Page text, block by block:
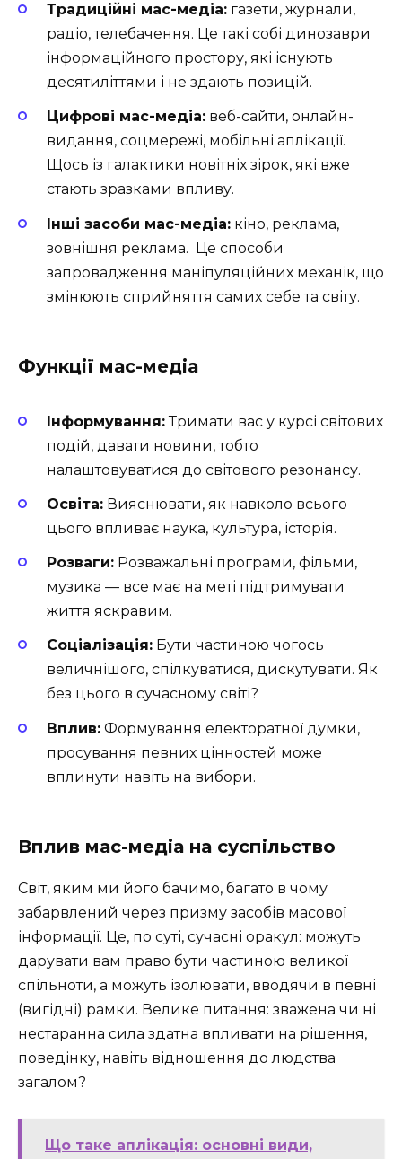
Традиційні мас-медіа: газети, журнали,
радіо, телебачення. Це такі собі динозаври
інформаційного простору, які існують
десятиліттями і не здають позицій.
Цифрові мас-медіа: веб-сайти, онлайн-
видання, соцмережі, мобільні аплікації.
Щось із галактики новітніх зірок, які вже
стають зразками впливу.
Інші засоби мас-медіа: кіно, реклама,
зовнішня реклама. ️ Це способи
запровадження маніпуляційних механік, що
змінюють сприйняття самих себе та світу.
Функції мас-медіа
Інформування:Тримати вас у курсі світових
подій, давати новини, тобто
налаштовуватися до світового резонансу.
Освіта: Вияснювати, як навколо всього
цього впливає наука, культура, історія.
Розваги: Розважальні програми, фільми,
музика — все має на меті підтримувати
життя яскравим.
Соціалізація: Бути частиною чогось
величнішого, спілкуватися, дискутувати. Як
без цього в сучасному світі?
Вплив: Формування електоратної думки,
просування певних цінностей може
вплинути навіть на вибори.
Вплив мас-медіа на суспільство
Світ, яким ми його бачимо, багато в чому
забарвлений через призму засобів масової
інформації. Це, по суті, сучасні оракул: можуть
дарувати вам право бути частиною великої
спільноти, а можуть ізолювати, вводячи в певні
(вигідні) рамки. Велике питання: зважена чи ні
нестаранна сила здатна впливати на рішення,
поведінку, навіть відношення до людства
загалом?
Що таке аплікація: основні види,